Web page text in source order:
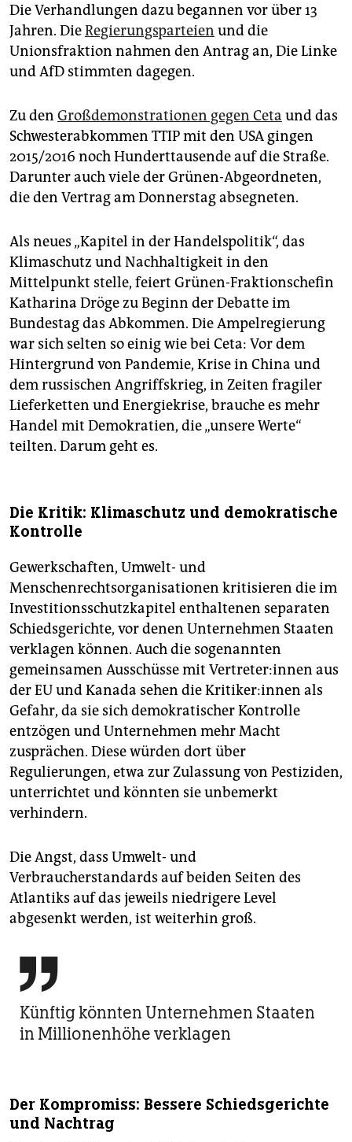
genossenschaft
epaper login
Die Verhandlungen dazu begannen vor über 13
Jahren. DieRegierungsparteien und die
Unionsfraktion nahmen den Antrag an, Die Linke
und AfD stimmten dagegen.
Zu den Großdemonstrationen gegen Ceta und das
Schwesterabkommen TTIP mit den USA gingen
2015/2016 noch Hunderttausende auf die Straße.
Darunter auch viele der Grünen-Abgeordneten,
die den Vertrag am Donnerstag absegneten.
Als neues „Kapitel in der Handelspolitik“, das
Klimaschutz und Nachhaltigkeit in den
Mittelpunkt stelle, feiert Grünen-Fraktionschefin
Katharina Dröge zu Beginn der Debatte im
Bundestag das Abkommen. Die Ampelregierung
war sich selten so einig wie bei Ceta: Vor dem
Hintergrund von Pandemie, Krise in China und
dem russischen Angriffskrieg, in Zeiten fragiler
Lieferketten und Energiekrise, brauche es mehr
Handel mit Demokratien, die „unsere Werte“
teilten. Darum geht es.
Die Kritik: Klimaschutz und demokratische
Kontrolle
Gewerkschaften, Umwelt- und
Menschenrechtsorganisationen kritisieren die im
Investitionsschutzkapitel enthaltenen separaten
Schiedsgerichte, vor denen Unternehmen Staaten
verklagen können. Auch die sogenannten
gemeinsamen Ausschüsse mit Ver­trete­r:in­nen aus
der EU und Kanada sehen die Kri­ti­ke­r:in­nen als
Gefahr, da sie sich demokratischer Kontrolle
entzögen und Unternehmen mehr Macht
zusprächen. Diese würden dort über
Regulierungen, etwa zur Zulassung von Pestiziden,
unterrichtet und könnten sie unbemerkt
verhindern.
Die Angst, dass Umwelt- und
Verbraucherstandards auf beiden Seiten des
Atlantiks auf das jeweils niedrigere Level
abgesenkt werden, ist weiterhin groß.

Künftig könnten Unternehmen Staaten
in Millionenhöhe verklagen
Der Kompromiss: Bessere Schiedsgerichte
und Nachtrag